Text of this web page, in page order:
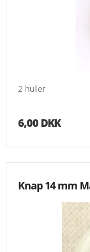
2 huller
6,00 DKK
Knap 14 mm